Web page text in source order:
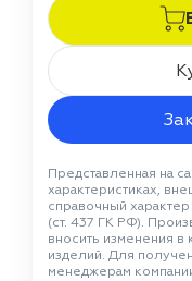
Представленная на
характеристиках,
справочный
(ст. 437 ГК РФ).
вносить изменения
изделий. Для
менеджерам